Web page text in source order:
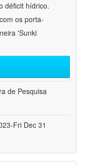
déficit hídrico.
os porta-
'Sunki
de Pesquisa
Fri Dec 31